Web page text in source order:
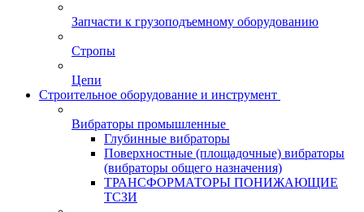
Запчасти к грузоподъемному оборудованию
Стропы
Цепи
Строительное оборудование и инструмент
Вибраторы промышленные
Глубинные вибраторы
Поверхностные (площадочные) вибраторы
(вибраторы общего назначения)
ТРАНСФОРМАТОРЫ ПОНИЖАЮЩИЕ
ТСЗИ